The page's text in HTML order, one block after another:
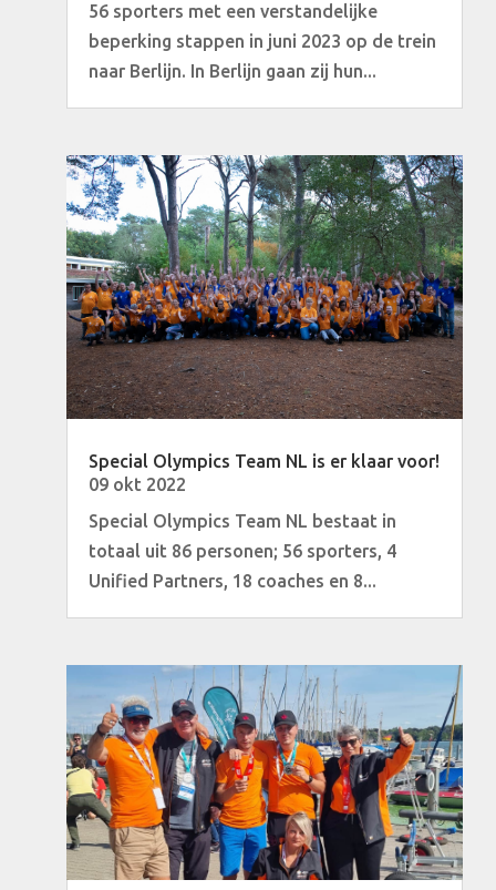
56 sporters met een verstandelijke
beperking stappen in juni 2023 op de trein
naar Berlijn. In Berlijn gaan zij hun...
Special Olympics Team NL is er klaar voor!
09 okt 2022
Special Olympics Team NL bestaat in
totaal uit 86 personen; 56 sporters, 4
Unified Partners, 18 coaches en 8...